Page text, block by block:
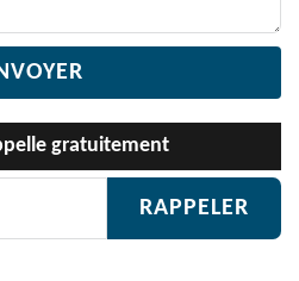
gratuitement